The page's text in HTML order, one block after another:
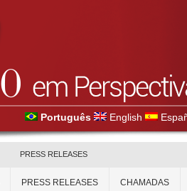
Português English
PRESS RELEASES
PRESS RELEASES CHAMADAS